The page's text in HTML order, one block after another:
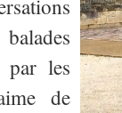
par les
de